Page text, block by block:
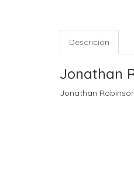
Descrición
Jonathan
Jonathan